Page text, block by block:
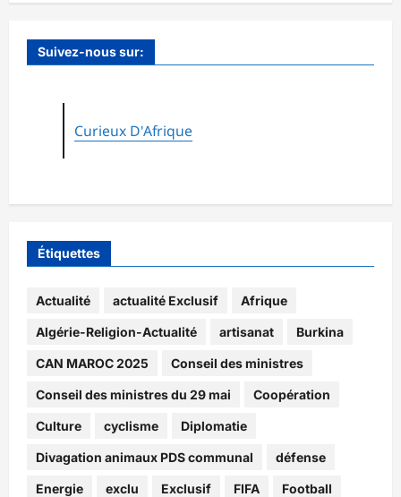
Suivez-nous sur:
Curieux D'Afrique
Étiquettes
Actualité actualité Exclusif Afrique
Algérie-Religion-Actualité artisanat Burkina
CAN MAROC 2025 Conseil des ministres
Conseil des ministres du 29 mai Coopération
Culture cyclisme Diplomatie
Divagation animaux PDS communal défense
Energie exclu Exclusif FIFA Football